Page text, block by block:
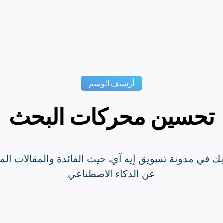
أرشيف الوسم
تحسين محركات البحث
في مدونة تسويق إيه آي، حيث الفائدة والمقالات
عن الذكاء الاصطناعي